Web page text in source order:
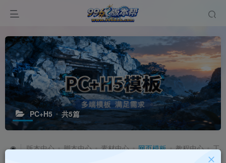
PC+H5 共5篇
◉ 版本中心 脚本中心 素材中心 网页模板 教程中心
工